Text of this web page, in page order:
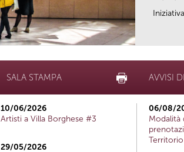
SALA STAMPA
10/06/2026
Artisti a Villa Borghese #3
29/05/2026
AVVISI
06/08/
Modalità
Territorio